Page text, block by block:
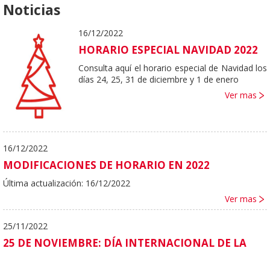
Noticias
16/12/2022
HORARIO ESPECIAL NAVIDAD 2022
Consulta aquí el horario especial de Navidad los
días 24, 25, 31 de diciembre y 1 de enero
Ver mas
16/12/2022
MODIFICACIONES DE HORARIO EN 2022
Última actualización: 16/12/2022
Ver mas
25/11/2022
25 DE NOVIEMBRE: DÍA INTERNACIONAL DE LA